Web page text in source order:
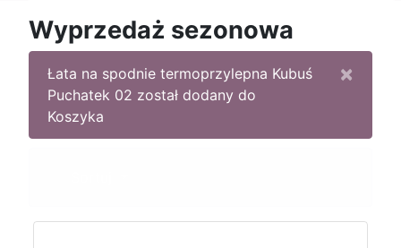
Wyprzedaż sezonowa
×
Łata na spodnie termoprzylepna Kubuś
Puchatek 02 został dodany do
Koszyka